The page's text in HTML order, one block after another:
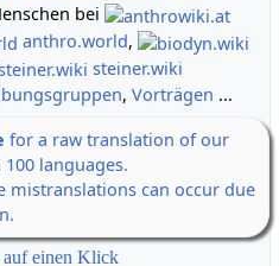
bei
anthro.world,
steiner.wiki
, Vorträgen ...
for a raw translation of our
languages.
mistranslations can occur due
einen Klick